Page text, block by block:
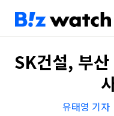
SK건설, 부
유태영 기자